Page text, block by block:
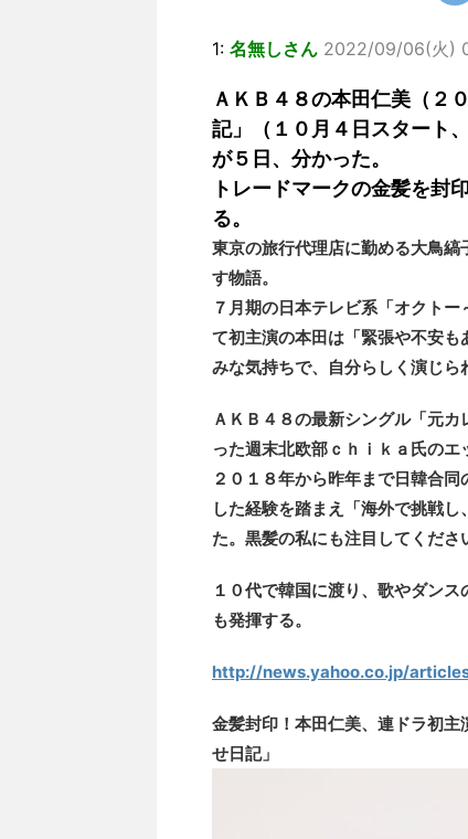
1: 名無しさん 2022/09/06(火)
ＡＫＢ４８の本田仁美（２
記」（１０月４日スタート
が５日、分かった。
トレードマークの金髪を封
る。
東京の旅行代理店に勤める大鳥
す物語。
７月期の日本テレビ系「オクト
て初主演の本田は「緊張や不安
みな気持ちで、自分らしく演じら
ＡＫＢ４８の最新シングル「元
った週末北欧部ｃｈｉｋａ氏のエ
２０１８年から昨年まで日韓合
した経験を踏まえ「海外で挑戦
た。黒髪の私にも注目してくださ
１０代で韓国に渡り、歌やダン
も発揮する。
http://news.yahoo.co.jp/
金髪封印！本田仁美、連ドラ初
せ日記」